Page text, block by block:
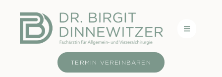
TERMIN VEREINBAREN